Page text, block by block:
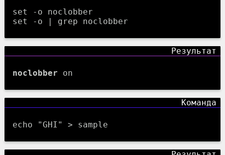
set -o noclobber
set -o | grep noclobber
noclobber on
echo "GHI" > sample